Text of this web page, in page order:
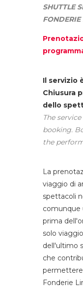
SHUTTLE
Il servizio
Chiusura
dello
The
booking.
the
La
viaggio di
spettacoli
comunque
prima
solo
dell'ultimo
che
permettere
Fonderie